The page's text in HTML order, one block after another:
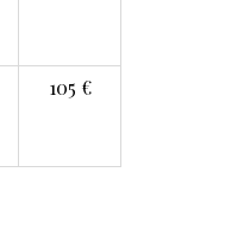
105 €